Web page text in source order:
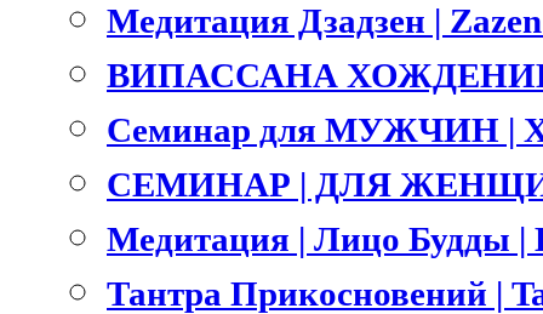
Медитация Дзадзен |
ВИПАССАНА ХОЖДЕНИЕ
Семинар для МУЖЧИН |
СЕМИНАР | ДЛЯ
Медитация | Лицо Будды |
Тантра Прикосновений |